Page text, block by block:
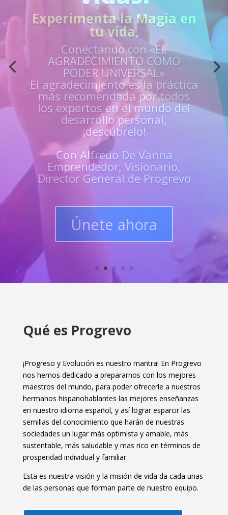
¿Sientes que no estás
preparado para los retos de la
vida?
Aprende«EN VIVO» de los mejores
guías y
maestros y superarte en todas las
áreas de tu vida
Únete y triunfa como un
líder del progreso
Qué es Progrevo
¡Progreso y Evolución es nuestro mantra! En Progrevo
nos hemos dedicado a prepararnos con los mejores
maestros del mundo, para poder ofrecerle a nuestros
hermanos hispanohablantes las mejores enseñanzas
en nuestro idioma español, y así lograr esparcir las
semillas del conocimiento que harán de nuestras
sociedades un lugar más optimista y amable, más
sustentable, más saludable y mas rico en términos de
prosperidad individual y familiar.
Esta es nuestra visión y la misión de vida da cada unas
de las personas que forman parte de nuestro equipo.